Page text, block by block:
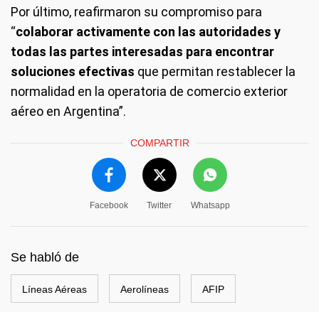
Por último, reafirmaron su compromiso para
“colaborar activamente con las autoridades y
todas las partes interesadas para encontrar
soluciones efectivas que permitan restablecer la
normalidad en la operatoria de comercio exterior
aéreo en Argentina”.
COMPARTIR
Facebook Twitter Whatsapp
Se habló de
Líneas Aéreas Aerolíneas AFIP